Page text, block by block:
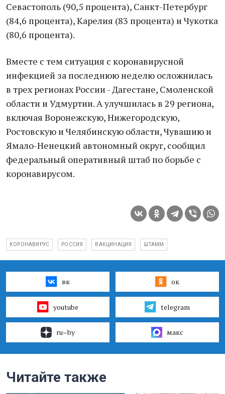
Севастополь (90,5 процента), Санкт-Петербург
(84,6 процента), Карелия (83 процента) и Чукотка
(80,6 процента).
Вместе с тем ситуация с коронавирусной
инфекцией за последнюю неделю осложнилась
в трех регионах России - Дагестане, Смоленской
области и Удмуртии. А улучшилась в 29 региона,
включая Воронежскую, Нижегородскую,
Ростовскую и Челябинскую области, Чувашию и
Ямало-Ненецкий автономный округ, сообщил
федеральный оперативный штаб по борьбе с
коронавирусом.
КОРОНАВИРУС РОССИЯ ВАКЦИНАЦИЯ ШТАММ
вк ок
youtube telegram
ru–by макс
Читайте также